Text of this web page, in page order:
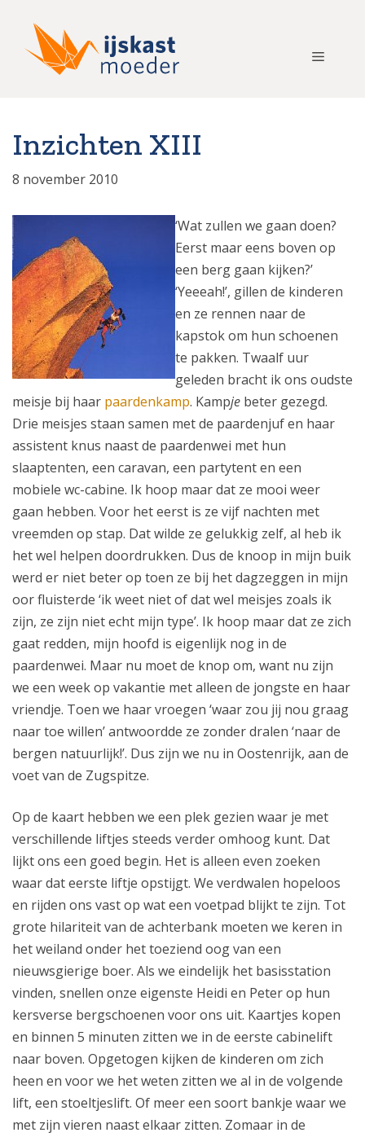
Menu
Inzichten XIII
8 november 2010
‘Wat zullen we gaan doen?
Eerst maar eens boven op
een berg gaan kijken?’
‘Yeeeah!’, gillen de kinderen
en ze rennen naar de
kapstok om hun schoenen
te pakken. Twaalf uur
geleden bracht ik ons oudste
meisje bij haar paardenkamp. Kampje beter gezegd.
Drie meisjes staan samen met de paardenjuf en haar
assistent knus naast de paardenwei met hun
slaaptenten, een caravan, een partytent en een
mobiele wc-cabine. Ik hoop maar dat ze mooi weer
gaan hebben. Voor het eerst is ze vijf nachten met
vreemden op stap. Dat wilde ze gelukkig zelf, al heb ik
het wel helpen doordrukken. Dus de knoop in mijn buik
werd er niet beter op toen ze bij het dagzeggen in mijn
oor fluisterde ‘ik weet niet of dat wel meisjes zoals ik
zijn, ze zijn niet echt mijn type’. Ik hoop maar dat ze zich
gaat redden, mijn hoofd is eigenlijk nog in de
paardenwei. Maar nu moet de knop om, want nu zijn
we een week op vakantie met alleen de jongste en haar
vriendje. Toen we haar vroegen ‘waar zou jij nou graag
naar toe willen’ antwoordde ze zonder dralen ‘naar de
bergen natuurlijk!’. Dus zijn we nu in Oostenrijk, aan de
voet van de Zugspitze.
Op de kaart hebben we een plek gezien waar je met
verschillende liftjes steeds verder omhoog kunt. Dat
lijkt ons een goed begin. Het is alleen even zoeken
waar dat eerste liftje opstijgt. We verdwalen hopeloos
en rijden ons vast op wat een voetpad blijkt te zijn. Tot
grote hilariteit van de achterbank moeten we keren in
het weiland onder het toeziend oog van een
nieuwsgierige boer. Als we eindelijk het basisstation
vinden, snellen onze eigenste Heidi en Peter op hun
kersverse bergschoenen voor ons uit. Kaartjes kopen
en binnen 5 minuten zitten we in de eerste cabinelift
naar boven. Opgetogen kijken de kinderen om zich
heen en voor we het weten zitten we al in de volgende
lift, een stoeltjeslift. Of meer een soort bankje waar we
met zijn vieren naast elkaar zitten. Zomaar in de